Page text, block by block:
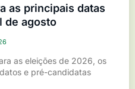
as principais datas
de agosto
as eleições de 2026, os
e pré-candidatas